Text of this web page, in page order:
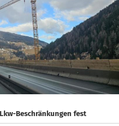
Beschränkungen fest